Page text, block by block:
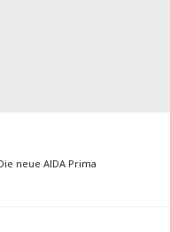
neue AIDA Prima